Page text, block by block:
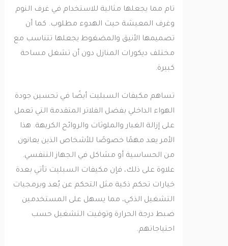
تام مما يجعلها مثالية للاستخدام في غرف النوم
وغرف المعيشة حيث الهدوء مطلوب. كما أن
تصميمها الأنيق والمضغوط يجعلها تتناسب مع
مختلف ديكورات المنازل دون أن تشغل مساحة
كبيرة.
تساهم مكيفات السبليت أيضًا في تحسين جودة
الهواء الداخلي بفضل الفلاتر المتقدمة التي تعمل
على إزالة الغبار والملوثات والروائح الكريهة. هذا
الأمر يعد مهمًا خصوصًا للأشخاص الذين يعانون
من الحساسية أو مشاكل في الجهاز التنفسي.
علاوة على ذلك، فإن مكيفات السبليت تأتي بعدة
خيارات تحكم ذكية مثل التحكم عن بُعد وبرمجيات
التشغيل الذكي، مما يسهل على المستخدمين
ضبط درجة الحرارة وتوقيت التشغيل حسب
احتياجاتهم.